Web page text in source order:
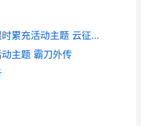
《云上征途》周末多日限时累充活动主题 云征途云端
动主题 霸刀外传